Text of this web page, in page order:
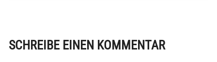
SCHREIBE EINEN KOMMENTAR